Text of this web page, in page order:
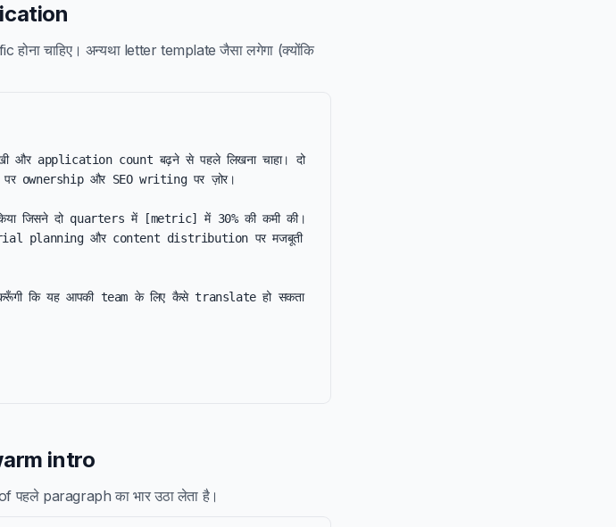
होना चाहिए। अन्यथा letter template जैसा लगेगा (क्योंकि
और application count बढ़ने से पहले लिखना चाहा। दो
ownership और SEO writing पर ज़ोर।
जिसने दो quarters में [metric] में 30% की कमी की।
planning और content distribution पर मजबूती
करूँगी कि यह आपकी team के लिए कैसे translate हो सकता
intro
paragraph का भार उठा लेता है।